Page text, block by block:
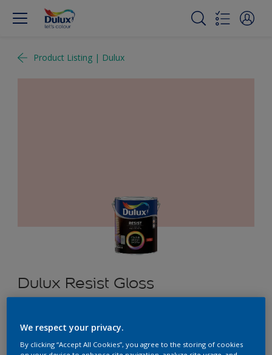
Product Listing | Dulux
Dulux Resist Gloss
C0.07.82
We respect your privacy.
By clicking “Accept All Cookies”, you agree to the storing of cookies